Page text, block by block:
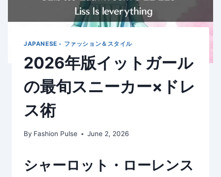
JAPANESE - ファッション＆スタイル
2026年版イットガール
の最旬スニーカー×ドレ
ス術
By Fashion Pulse June 2, 2026
シャーロット・ローレンス